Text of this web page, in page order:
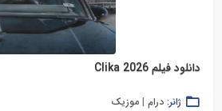
دانلود فیلم Clika 2026
ژانر: درام | موزیک